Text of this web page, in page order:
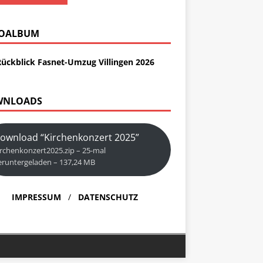
Fasnet-Umzug Villingen 2026
“Kirchenkonzert 2025”
– 25-mal
– 137,24 MB
IMPRESSUM / DATENSCHUTZ